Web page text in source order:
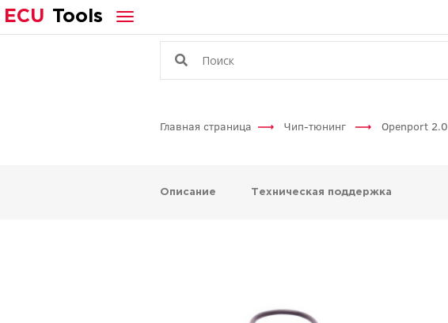
ECU Tools
Главная страница Чип-тюнинг Openport 2.0
Описание Техническая поддержка